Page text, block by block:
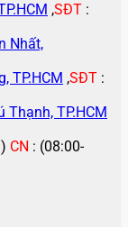
,SĐT :
Nhất,
TP.HCM ,SĐT :
Thạnh, TP.HCM
CN : (08:00-